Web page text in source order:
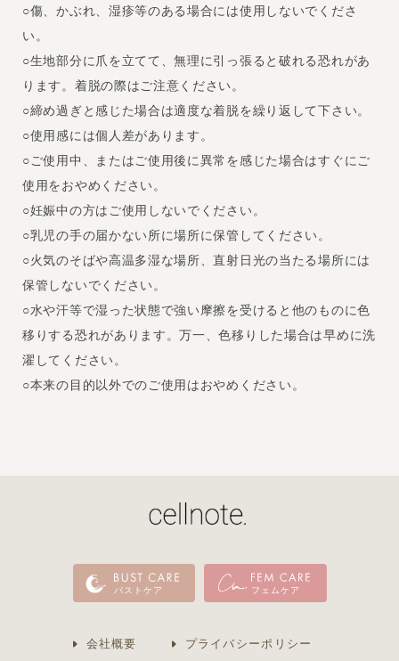
○傷、かぶれ、湿疹等のある場合には使用しないでくださ
い。
○生地部分に爪を立てて、無理に引っ張ると破れる恐れがあ
ります。着脱の際はご注意ください。
○締め過ぎと感じた場合は適度な着脱を繰り返して下さい。
○使用感には個人差があります。
○ご使用中、またはご使用後に異常を感じた場合はすぐにご
使用をおやめください。
○妊娠中の方はご使用しないでください。
○乳児の手の届かない所に場所に保管してください。
○火気のそばや高温多湿な場所、直射日光の当たる場所には
保管しないでください。
○水や汗等で湿った状態で強い摩擦を受けると他のものに色
移りする恐れがあります。万一、色移りした場合は早めに洗
濯してください。
○本来の目的以外でのご使用はおやめください。
会社概要 プライバシーポリシー
バストケア フェムケア